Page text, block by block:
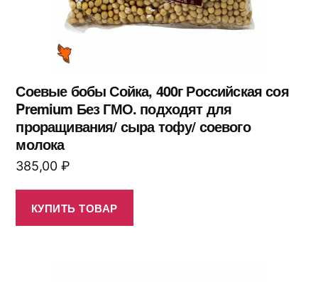
Соевые бобы Сойка, 400г Российская соя
Premium Без ГМО. подходят для
проращивания/ сыра тофу/ соевого
молока
385,00 ₽
КУПИТЬ ТОВАР